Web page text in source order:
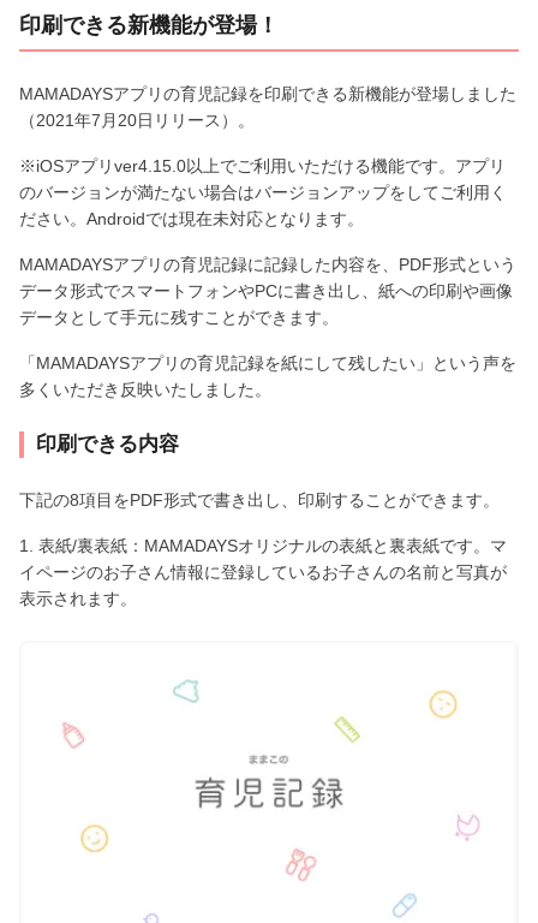
印刷できる新機能が登場！
MAMADAYSアプリの育児記録を印刷できる新機能が登場しました
（2021年7月20日リリース）。
※iOSアプリver4.15.0以上でご利用いただける機能です。アプリ
のバージョンが満たない場合はバージョンアップをしてご利用く
ださい。Androidでは現在未対応となります。
MAMADAYSアプリの育児記録に記録した内容を、PDF形式という
データ形式でスマートフォンやPCに書き出し、紙への印刷や画像
データとして手元に残すことができます。
「MAMADAYSアプリの育児記録を紙にして残したい」という声を
多くいただき反映いたしました。
印刷できる内容
下記の8項目をPDF形式で書き出し、印刷することができます。
1. 表紙/裏表紙：MAMADAYSオリジナルの表紙と裏表紙です。マ
イページのお子さん情報に登録しているお子さんの名前と写真が
表示されます。